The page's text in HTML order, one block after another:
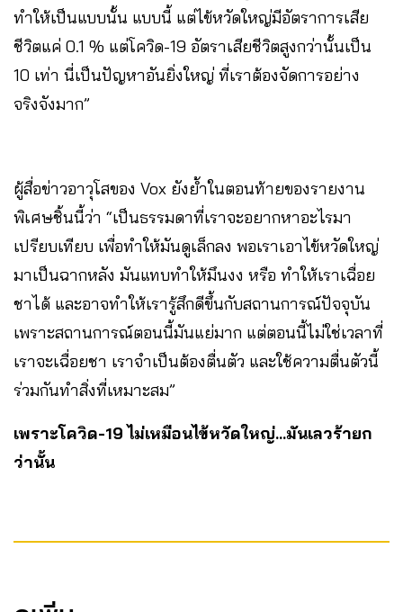
ทำให้เป็นแบบนั้น แบบนี้ แต่ไข้หวัดใหญ่มีอัตราการเสีย
ชีวิตแค่ 0.1 % แต่โควิด-19 อัตราเสียชีวิตสูงกว่านั้นเป็น
10 เท่า นี่เป็นปัญหาอันยิ่งใหญ่ ที่เราต้องจัดการอย่าง
จริงจังมาก”
ผู้สื่อข่าวอาวุโสของ Vox ยังย้ำในตอนท้ายของรายงาน
พิเศษชิ้นนี้ว่า “เป็นธรรมดาที่เราจะอยากหาอะไรมา
เปรียบเทียบ เพื่อทำให้มันดูเล็กลง พอเราเอาไข้หวัดใหญ่
มาเป็นฉากหลัง มันแทบทำให้มึนงง หรือ ทำให้เราเฉื่อย
ชาได้ และอาจทำให้เรารู้สึกดีขึ้นกับสถานการณ์ปัจจุบัน
เพราะสถานการณ์ตอนนี้มันแย่มาก แต่ตอนนี้ไม่ใช่เวลาที่
เราจะเฉื่อยชา เราจำเป็นต้องตื่นตัว และใช้ความตื่นตัวนี้
ร่วมกันทำสิ่งที่เหมาะสม”
เพราะโควิด-19 ไม่เหมือนไข้หวัดใหญ่…มันเลวร้ายก
ว่านั้น